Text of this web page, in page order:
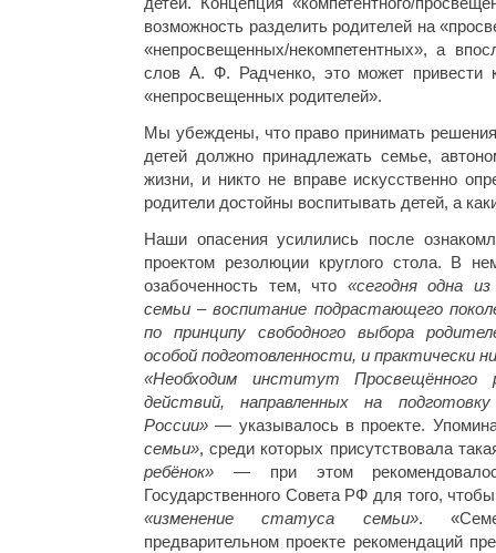
возможность разделить родителей на
«непросвещенных/некомпетентных», а
слов А. Ф. Радченко, это может привести
«непросвещенных родителей».
Мы убеждены, что право принимать
детей должно принадлежать семье,
жизни, и никто не вправе искусственно
родители достойны воспитывать детей, а
Наши опасения усилились после
проектом резолюции круглого стола. В
озабоченность тем, что «сегодня одна
семьи – воспитание подрастающего
по принципу свободного выбора
особой подготовленности, и практически
«Необходим институт Просвещённого
действий, направленных на
России» — указывалось в проекте.
семьи», среди которых присутствовала
ребёнок» — при этом
Государственного Совета РФ для того,
«изменение статуса семьи».
предварительном проекте рекомендаций